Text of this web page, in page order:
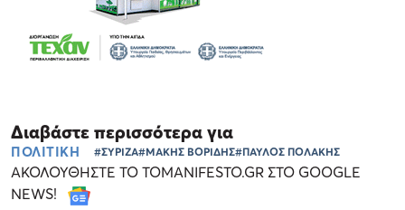
Διαβάστε περισσότερα για
ΠΟΛΙΤΙΚΗ #ΣΥΡΙΖΑ#ΜΑΚΗΣ ΒΟΡΙΔΗΣ#ΠΑΥΛΟΣ ΠΟΛΑΚΗΣ
ΑΚΟΛΟΥΘΗΣΤΕ ΤΟ TOMANIFESTO.GR ΣΤΟ GOOGLE
NEWS!